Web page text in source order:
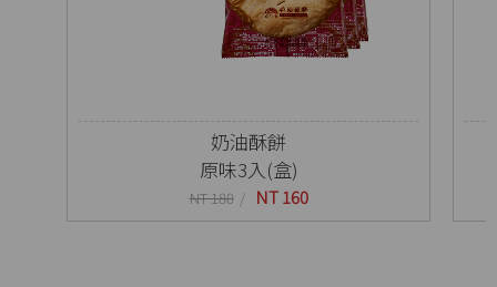
奶油酥餅
原味3入(盒)
NT 180 NT 160